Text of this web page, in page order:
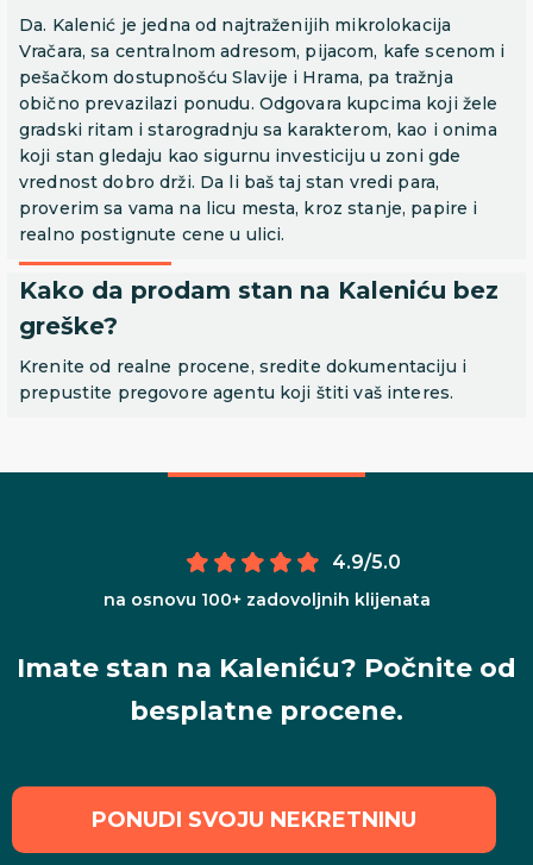
Da. Kalenić je jedna od najtraženijih mikrolokacija
Vračara, sa centralnom adresom, pijacom, kafe scenom i
pešačkom dostupnošću Slavije i Hrama, pa tražnja
obično prevazilazi ponudu. Odgovara kupcima koji žele
gradski ritam i starogradnju sa karakterom, kao i onima
koji stan gledaju kao sigurnu investiciju u zoni gde
vrednost dobro drži. Da li baš taj stan vredi para,
proverim sa vama na licu mesta, kroz stanje, papire i
realno postignute cene u ulici.
Kako da prodam stan na Kaleniću bez
greške?
Krenite od realne procene, sredite dokumentaciju i
prepustite pregovore agentu koji štiti vaš interes.
4.9/5.0
na osnovu 100+ zadovoljnih klijenata
Imate stan na Kaleniću? Počnite od
besplatne procene.
PONUDI SVOJU NEKRETNINU